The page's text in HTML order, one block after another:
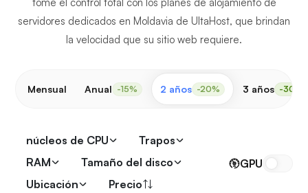
servidores dedicados en Moldavia de UltaHost, que brindan
la velocidad que su sitio web requiere.
Mensual Anual -15% 2 años -20% 3 años -30%
núcleos de CPU
Trapos
RAM
Tamaño del disco
Ubicación
Precio
GPU